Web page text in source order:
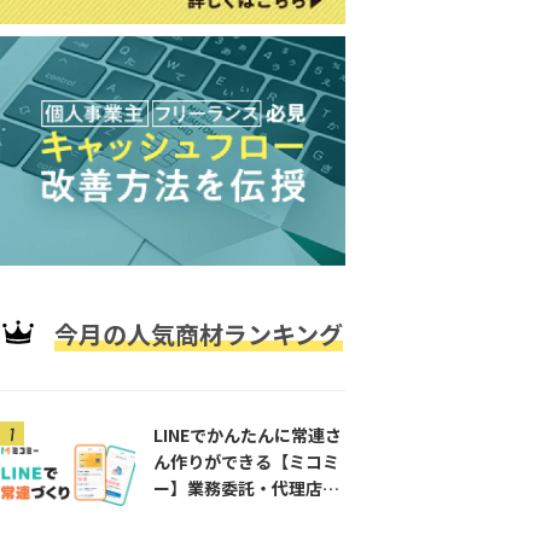
い合わせますか？
今月の人気商材ランキング
LINEでかんたんに常連さ
ん作りができる【ミコミ
ー】業務委託・代理店募